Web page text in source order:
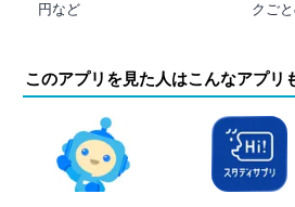
円など
クご
このアプリを見た人はこんなアプリ